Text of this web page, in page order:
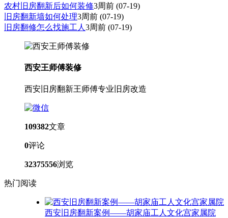
农村旧房翻新后如何装修3周前 (07-19)
旧房翻新墙如何处理3周前 (07-19)
旧房翻修怎么找施工人 3周前 (07-19)
西安王师傅装修
西安旧房翻新王师傅专业旧房改造
109382文章
0评论
32375556浏览
热门阅读
西安旧房翻新案例——胡家庙工人文化宫家属院